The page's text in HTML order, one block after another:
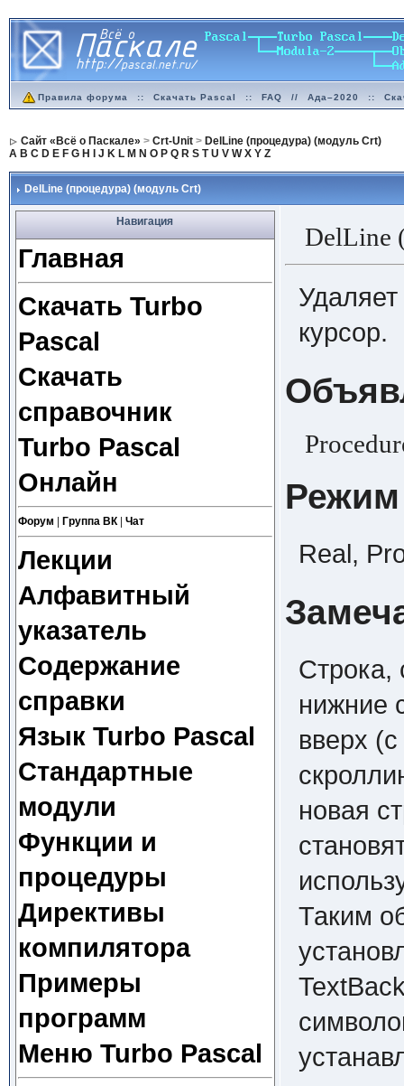
Правила форума :: Скачать Pascal :: FAQ // Ада–2020 ::
Сайт «Всё о Паскале» > Crt-Unit> DelLine (процедура) (модуль Crt)
A B C D E F G H J K L M N O P Q R S T U V W X Y Z
DelLine (процедура) (модуль Crt)
Навигация
Главная
Скачать Turbo
Pascal
Скачать
справочник
Turbo Pascal
Онлайн
Форум Группа ВК| Чат
Лекции
Алфавитный
указатель
Содержание
справки
Язык Turbo Pascal
Стандартные
модули
Функции и
процедуры
Директивы
компилятора
Примеры
программ
Меню Turbo Pascal
Удаляет
курсор.
Режим
Real,
Строка,
нижние
вверх
новая
Таким